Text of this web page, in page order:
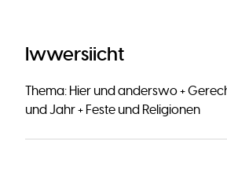
Iwwersiicht
Thema: Hier und anderswo +
und Jahr + Feste und Religionen